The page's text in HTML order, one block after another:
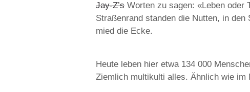
Jay-Z’s Worten zu sagen: «Leben oder
Straßenrand standen die Nutten, in
mied die Ecke.
Heute leben hier etwa 134 000
Ziemlich multikulti alles. Ähnlich wie im